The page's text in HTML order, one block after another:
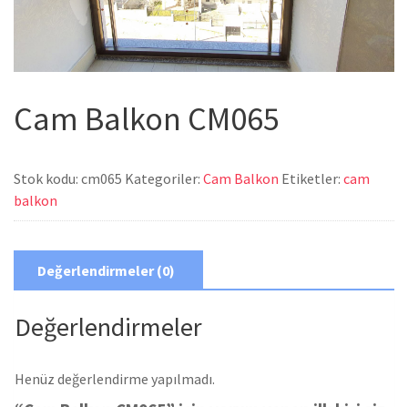
Cam Balkon CM065
Stok kodu: cm065 Kategoriler: Cam Balkon Etiketler: cam
balkon
Değerlendirmeler (0)
Değerlendirmeler
Henüz değerlendirme yapılmadı.